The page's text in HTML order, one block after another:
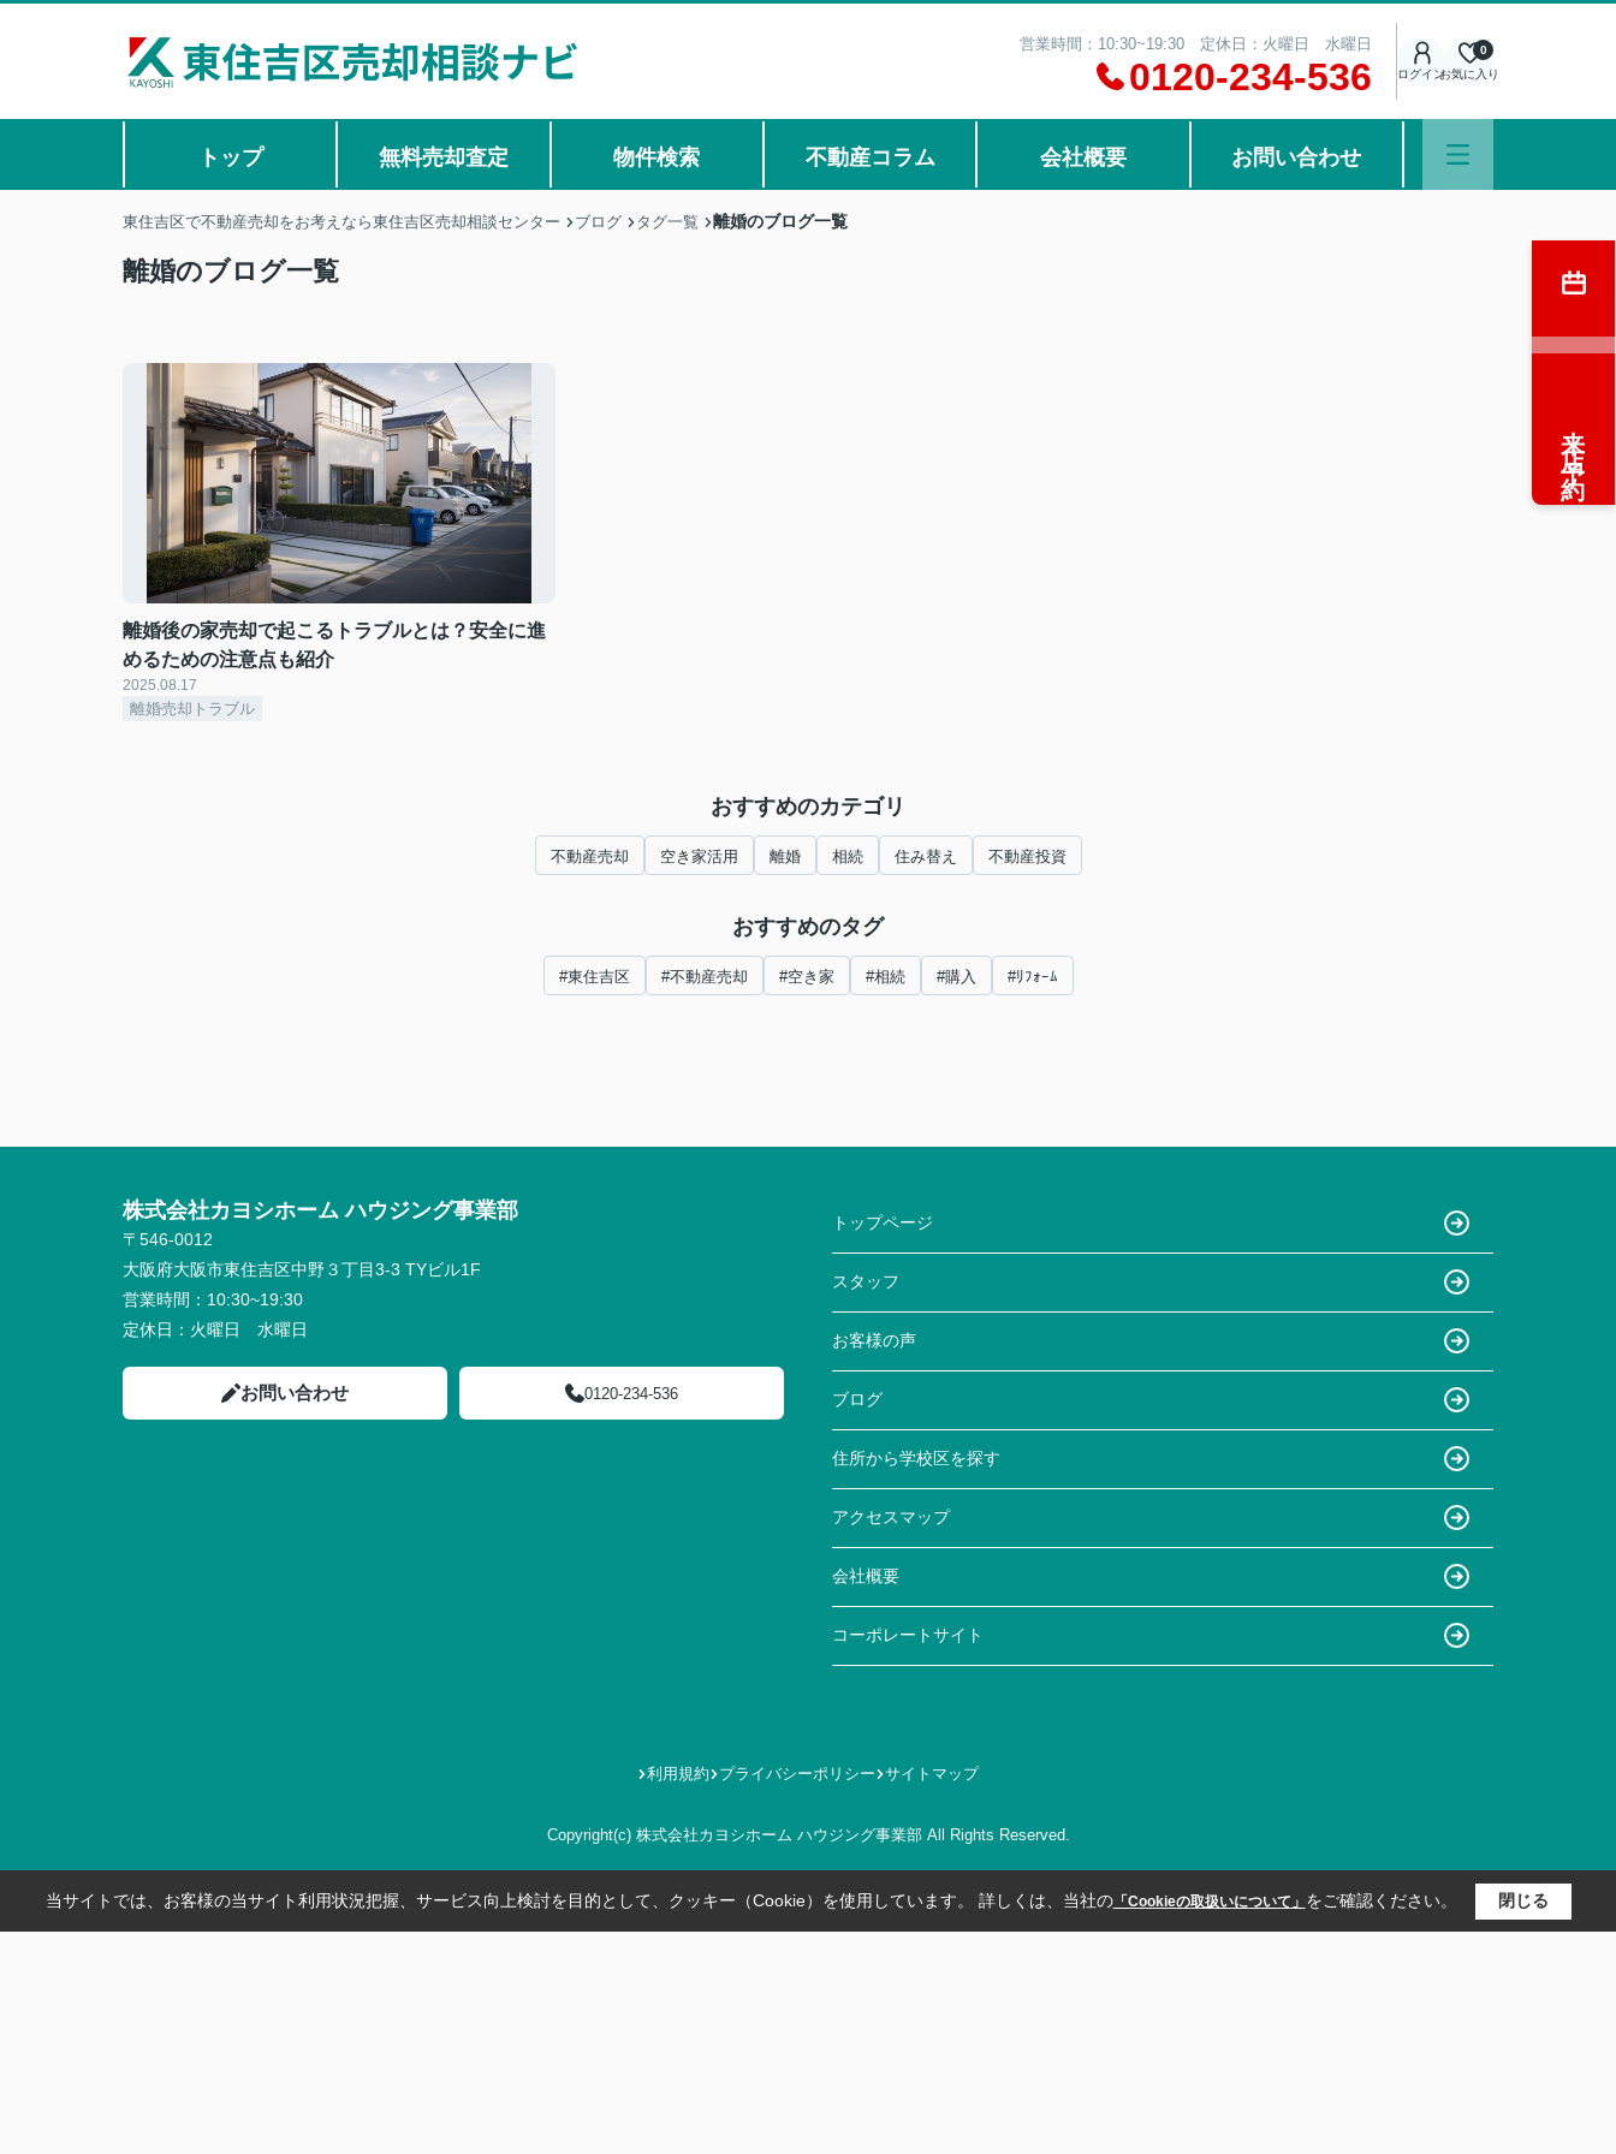
営業時間：10:30~19:30 定休日：火曜日 水曜日
0120-234-536 ログインお気に入り
0
トップ 無料売却査定 物件検索 不動産コラム 会社概要 お問い合わせ
東住吉区で不動産売却をお考えなら東住吉区売却相談センター ブログ タグ一覧 離婚のブログ一覧
離婚のブログ一覧
離婚後の家売却で起こるトラブルとは？安全に進
めるための注意点も紹介
2025.08.17
離婚売却トラブル
おすすめのカテゴリ
不動産売却 空き家活用 離婚 相続 住み替え 不動産投資
おすすめのタグ
#東住吉区 #不動産売却 #空き家 #相続 #購入 #ﾘﾌｫｰﾑ
来店予約
株式会社カヨシホーム ハウジング事業部
〒546-0012
大阪府大阪市東住吉区中野３丁目3-3 TYビル1F
営業時間： 10:30~19:30
定休日： 火曜日 水曜日
お問い合わせ 0120-234-536
トップページ
スタッフ
お客様の声
ブログ
住所から学校区を探す
アクセスマップ
会社概要
コーポレートサイト
利用規約 プライバシーポリシー サイトマップ
Copyright(c) 株式会社カヨシホーム ハウジング事業部 All Rights Reserved.
当サイトでは、お客様の当サイト利用状況把握、サービス向上検討を目的として、クッキー（Cookie）を使用しています。 詳しくは、当社の「Cookieの取扱いについて」 をご確認ください。 閉じる